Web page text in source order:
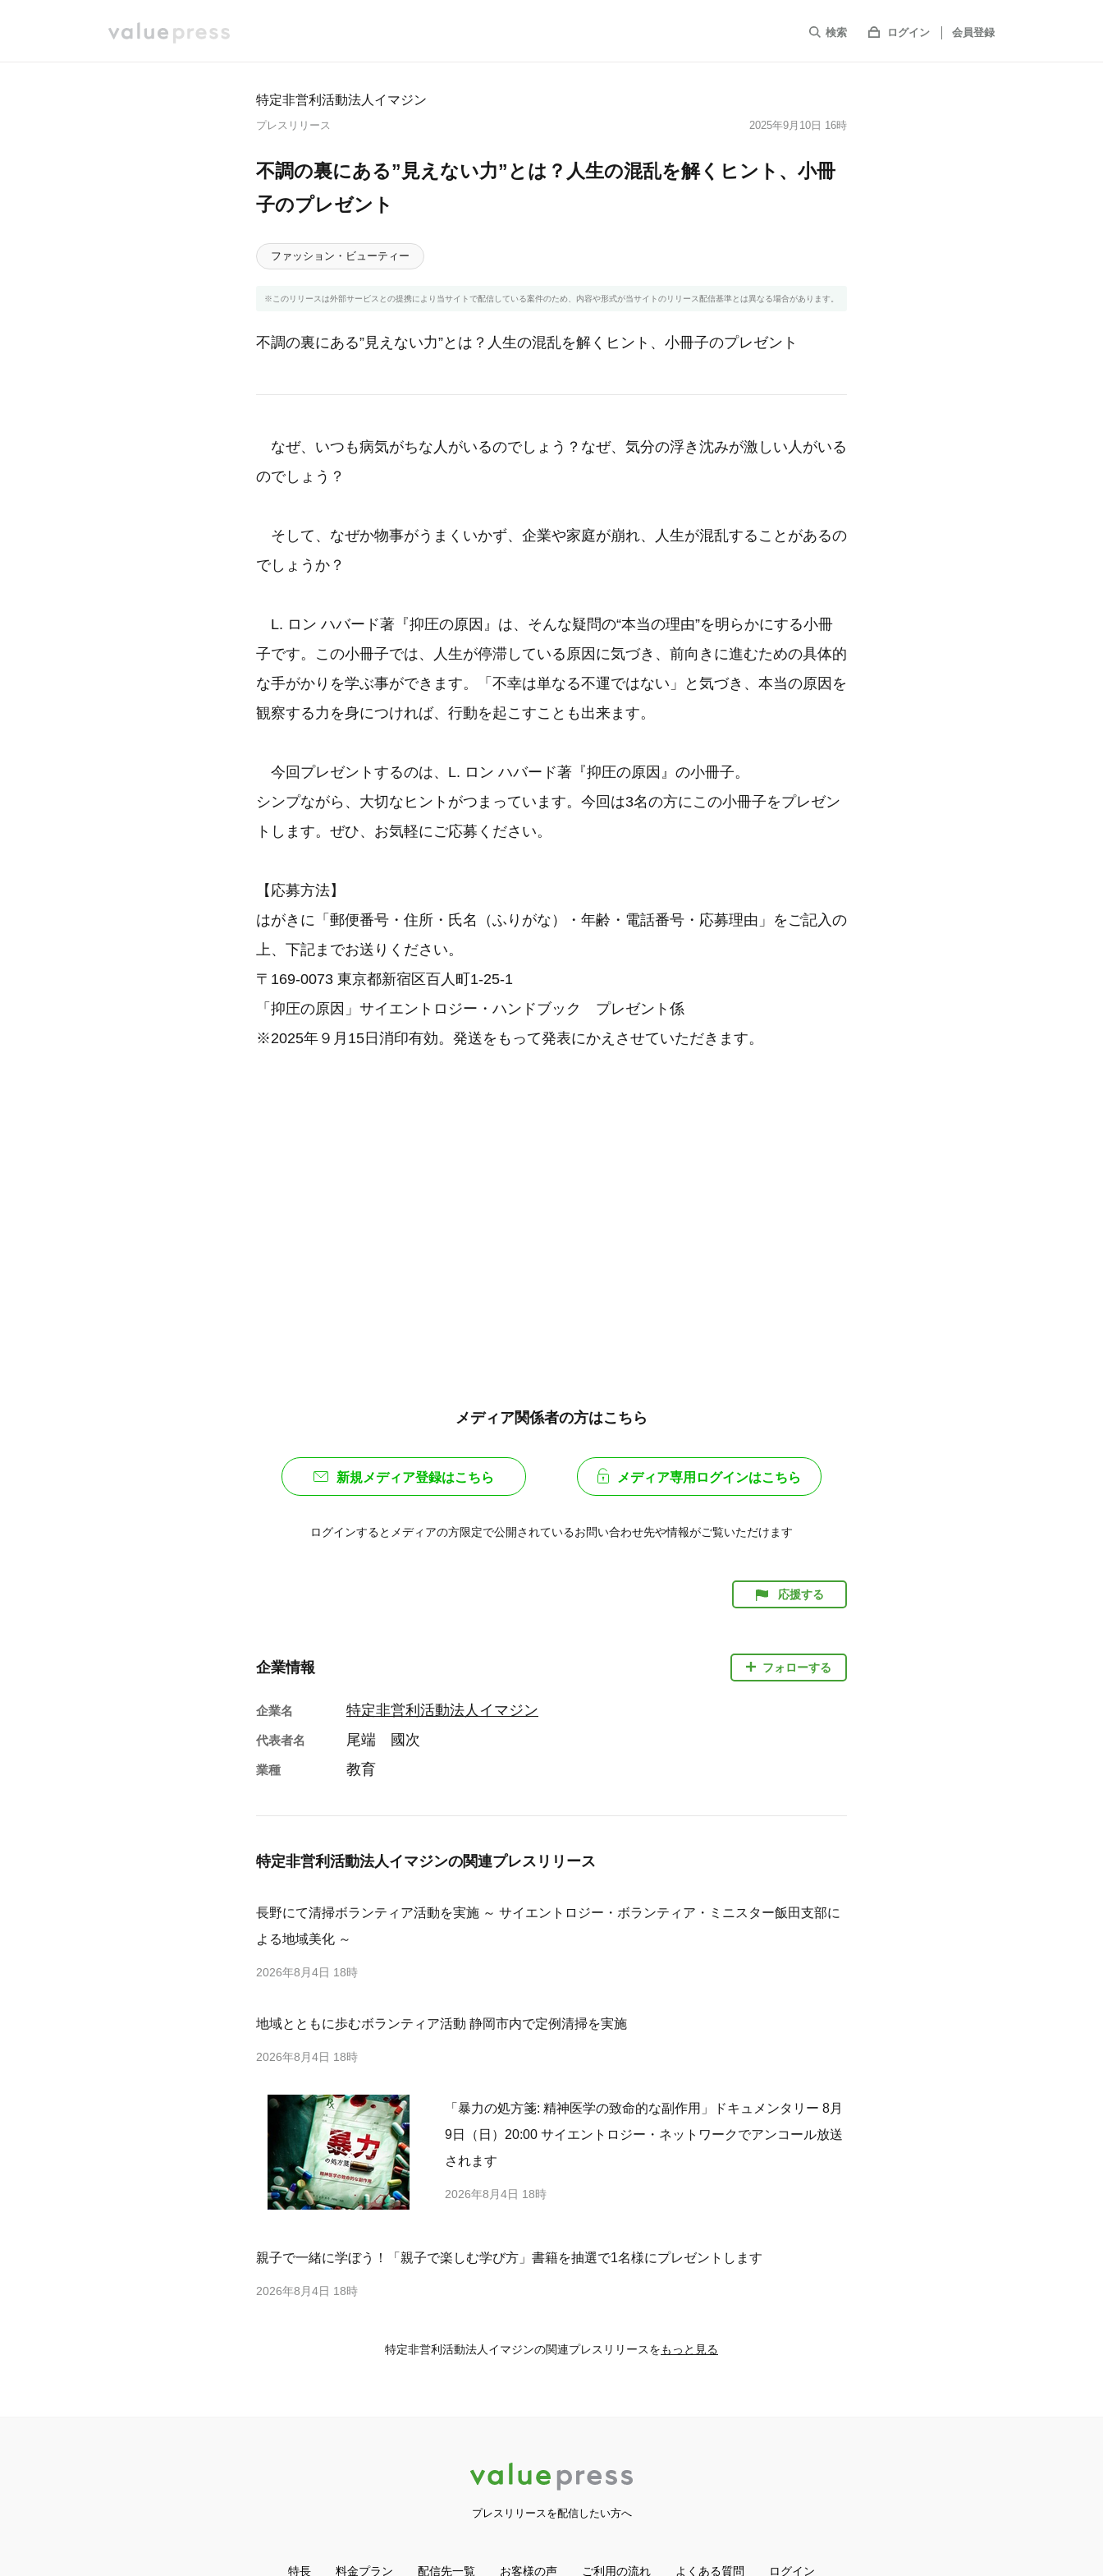
検索 ログイン 会員登録
特定非営利活動法人イマジン
プレスリリース 2025年9月10日 16時
不調の裏にある”見えない力”とは？人生の混乱を解くヒント、小冊
子のプレゼント
ファッション・ビューティー
※このリリースは外部サービスとの提携により当サイトで配信している案件のため、内容や形式が当サイトのリリース配信基準とは異なる場合があります。
不調の裏にある”見えない力”とは？人生の混乱を解くヒント、小冊子のプレゼント
なぜ、いつも病気がちな人がいるのでしょう？なぜ、気分の浮き沈みが激しい人がいる
のでしょう？
そして、なぜか物事がうまくいかず、企業や家庭が崩れ、人生が混乱することがあるの
でしょうか？
L. ロン ハバード著『抑圧の原因』は、そんな疑問の“本当の理由”を明らかにする小冊
子です。この小冊子では、人生が停滞している原因に気づき、前向きに進むための具体的
な手がかりを学ぶ事ができます。「不幸は単なる不運ではない」と気づき、本当の原因を
観察する力を身につければ、行動を起こすことも出来ます。
今回プレゼントするのは、L. ロン ハバード著『抑圧の原因』の小冊子。
シンプながら、大切なヒントがつまっています。今回は3名の方にこの小冊子をプレゼン
トします。ぜひ、お気軽にご応募ください。
【応募方法】
はがきに「郵便番号・住所・氏名（ふりがな）・年齢・電話番号・応募理由」をご記入の
上、下記までお送りください。
〒169-0073 東京都新宿区百人町1-25-1
「抑圧の原因」サイエントロジー・ハンドブック プレゼント係
※2025年９月15日消印有効。発送をもって発表にかえさせていただきます。
メディア関係者の方はこちら
新規メディア登録はこちら メディア専用ログインはこちら
ログインするとメディアの方限定で公開されているお問い合わせ先や情報がご覧いただけます
応援する
企業情報 フォローする
企業名 特定非営利活動法人イマジン
代表者名 尾端 國次
業種 教育
特定非営利活動法人イマジンの関連プレスリリース
長野にて清掃ボランティア活動を実施 ～ サイエントロジー・ボランティア・ミニスター飯田支部に
よる地域美化 ～
2026年8月4日 18時
地域とともに歩むボランティア活動 静岡市内で定例清掃を実施
2026年8月4日 18時
「暴力の処方箋: 精神医学の致命的な副作用」ドキュメンタリー 8月
9日（日）20:00 サイエントロジー・ネットワークでアンコール放送
されます
2026年8月4日 18時
親子で一緒に学ぼう！「親子で楽しむ学び方」書籍を抽選で1名様にプレゼントします
2026年8月4日 18時
特定非営利活動法人イマジンの関連プレスリリースをもっと見る
プレスリリースを配信したい方へ
特長 料金プラン 配信先一覧 お客様の声 ご利用の流れ よくある質問 ログイン